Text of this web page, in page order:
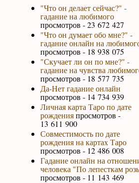
"Что он делает сейчас?" -
гадание на любимого
просмотров - 23 672 427
"Что он думает обо мне?" -
гадание онлайн на
просмотров - 18 938 075
"Скучает ли он по мне?" -
гадание на чувства
просмотров - 18 577 735
Да-Нет гадание онлайн
просмотров - 14 734 939
Личная карта Таро по дате
рожденияпросмотров -
13 611 900
Совместимость по дате
рождения на картах Таро
просмотров - 12 486 008
Гадание онлайн на
человека "По лепесткам
просмотров - 11 143 469